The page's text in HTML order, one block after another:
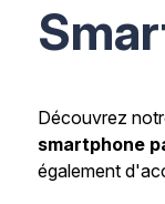
Découvrez
smartphone
également